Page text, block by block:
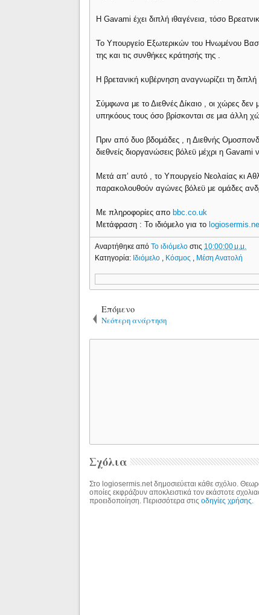
Η Gavami έχει διπλή ιθαγένεια, τόσο
Το Υπουργείο Εξωτερικών του Ηνωμένου
της και τις συνθήκες κράτησής της .
Η βρετανική κυβέρνηση αναγνωρίζει τη
Σύμφωνα με το Διεθνές Δίκαιο , οι χώρες
υπηκόους τους όσο βρίσκονται σε μια άλλη
Πριν από δυο βδομάδες , η Διεθνής
διεθνείς διοργανώσεις βόλεϋ μέχρι η Gavami
Μετά απ’ αυτό , το Υπουργείο Νεολαίας κι
παρακολουθούν αγώνες βόλεϋ με ομάδες
Με πληροφορίες απο bbc.co.uk
Μετάφραση : Το ιδιόμελο για το
Αναρτήθηκε απόΤο ιδιόμελοστις 10:00:00 μ.μ.
Κατηγορία: Ιδιόμελο Κόσμος Μέση Ανατολή
Επόμενο
Νεότερη ανάρτηση
Σχόλια
Στο logiosermis.net δημοσιεύεται κάθε σχόλιο.
οποίες εκφράζουν αποκλειστικά τον εκάστοτε
προειδοποίηση. Περισσότερα στιςοδηγίες χρήσης